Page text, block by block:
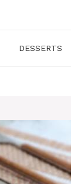
DESSERTS